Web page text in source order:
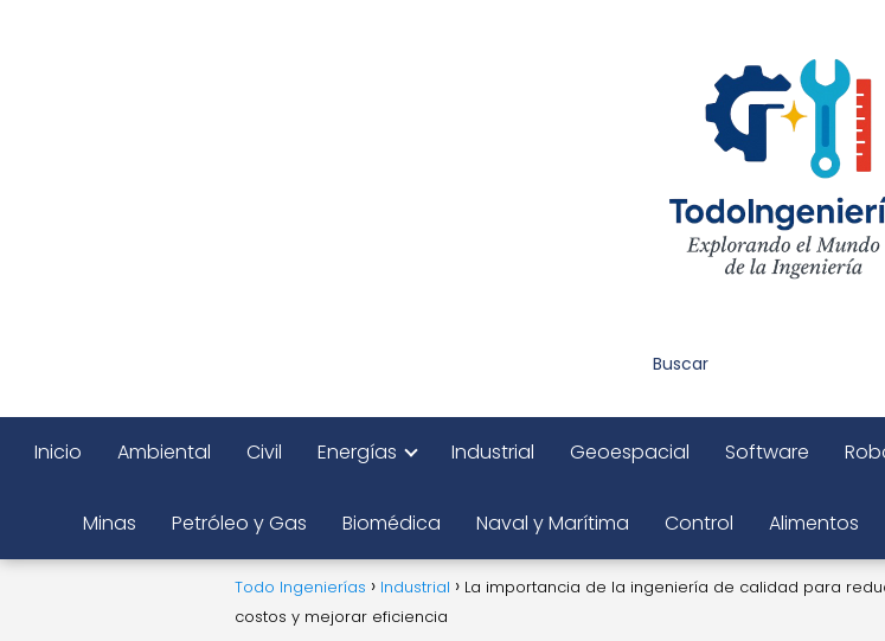
Inicio Ambiental Civil Energías Industrial Geoespacial Software
Minas Petróleo y Gas Biomédica Naval y Marítima Control Alimentos
Todo Ingenierías Industrial
La importancia de la ingeniería de calidad para
costos y mejorar eficiencia